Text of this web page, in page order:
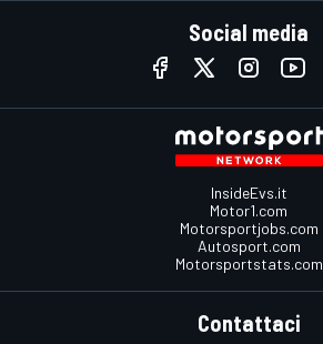
Social media
InsideEvs.it
Motor1.com
Motorsportjobs.com
Autosport.com
Motorsportstats.com
Contattaci